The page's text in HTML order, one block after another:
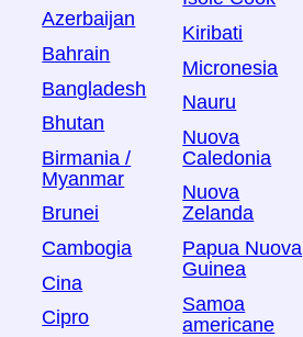
Azerbaijan
Bahrain
Bangladesh
Bhutan
Birmania /
Myanmar
Brunei
Cambogia
Cina
Cipro
Kiribati
Micronesia
Nauru
Nuova
Caledonia
Nuova
Zelanda
Papua Nuova
Guinea
Samoa
americane